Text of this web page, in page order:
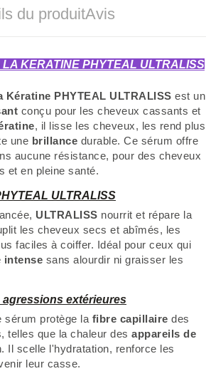
du produitAvis
LA KERATINE PHYTEAL ULTRALISS
Kératine PHYTEAL ULTRALISS est un
conçu pour les cheveux cassants et
, il lisse les cheveux, les rend plus
une brillance durable. Ce sérum offre
aucune résistance, pour des cheveux
et en pleine santé.
ULTRALISS
ULTRALISS nourrit et répare la
les cheveux secs et abîmés, les
faciles à coiffer. Idéal pour ceux qui
intense sans alourdir ni graisser les
extérieures
sérum protège la fibre capillaire des
telles que la chaleur des appareils de
Il scelle l'hydratation, renforce les
leur casse.